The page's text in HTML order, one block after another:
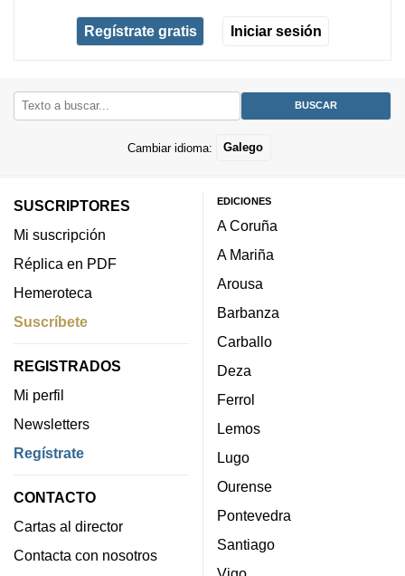
Regístrate gratis Iniciar sesión
Cambiar idioma: Galego
SUSCRIPTORES
Mi suscripción
Réplica en PDF
Hemeroteca
Suscríbete
REGISTRADOS
Mi perfil
Newsletters
Regístrate
CONTACTO
Cartas al director
Contacta con nosotros
EDICIONES
A Coruña
A Mariña
Arousa
Barbanza
Carballo
Deza
Ferrol
Lemos
Lugo
Ourense
Pontevedra
Santiago